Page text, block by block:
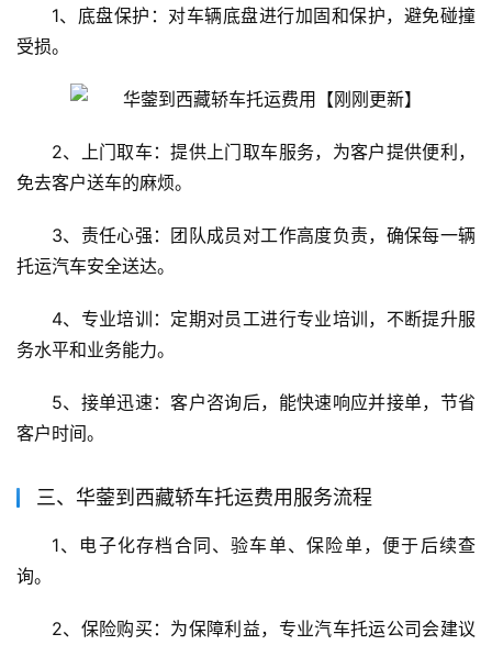
1、底盘保护：对车辆底盘进行加固和保护，避免碰撞
受损。
2、上门取车：提供上门取车服务，为客户提供便利，
免去客户送车的麻烦。
3、责任心强：团队成员对工作高度负责，确保每一辆
托运汽车安全送达。
4、专业培训：定期对员工进行专业培训，不断提升服
务水平和业务能力。
5、接单迅速：客户咨询后，能快速响应并接单，节省
客户时间。
三、华蓥到西藏轿车托运费用服务流程
1、电子化存档合同、验车单、保险单，便于后续查
询。
2、保险购买：为保障利益，专业汽车托运公司会建议